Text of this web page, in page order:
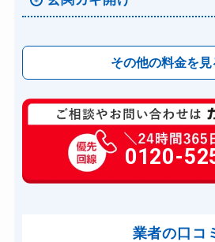
その他の料金を見
玄関カギ修理
玄関カギ交換
車カギ開け
バイクカギ作成
0120-
業者の口コ